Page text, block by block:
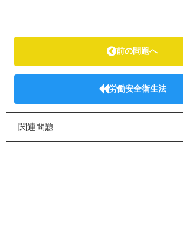
前の問題へ
労働安全衛生法
関連問題